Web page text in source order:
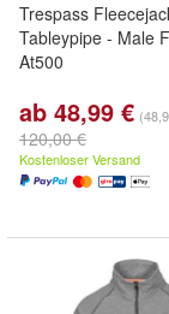
Trespass
Tableypipe - Male
At500
ab 48,99 €
120,00 €
Kostenloser Versand